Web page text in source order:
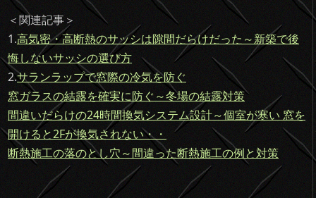
＜関連記事＞
1.高気密・高断熱のサッシは隙間だらけだった～新築で後
悔しないサッシの選び方
2.サランラップで窓際の冷気を防ぐ
窓ガラスの結露を確実に防ぐ～冬場の結露対策
間違いだらけの24時間換気システム設計～個室が寒い 窓を
開けると2Fが換気されない・・
断熱施工の落のとし穴～間違った断熱施工の例と対策